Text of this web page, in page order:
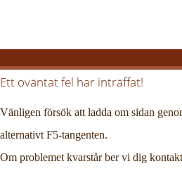
Ett oväntat fel har inträffat!
Vänligen försök att ladda om sidan
alternativt F5-tangenten.
Om problemet kvarstår ber vi dig